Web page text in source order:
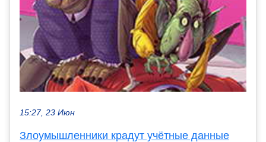
15:27, 23 Июн
Злоумышленники крадут учётные данные